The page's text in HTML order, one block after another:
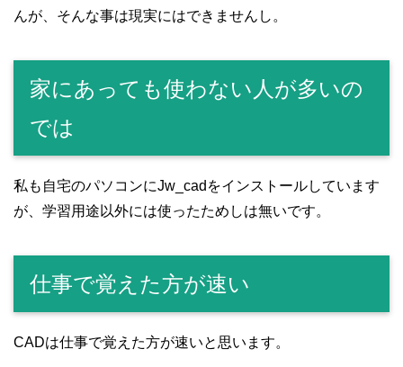
んが、そんな事は現実にはできませんし。
家にあっても使わない人が多いの
では
私も自宅のパソコンにJw_cadをインストールしています
が、学習用途以外には使ったためしは無いです。
仕事で覚えた方が速い
CADは仕事で覚えた方が速いと思います。